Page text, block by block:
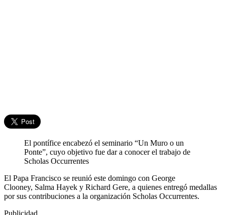
El pontífice encabezó el seminario “Un Muro o un
Ponte”, cuyo objetivo fue dar a conocer el trabajo de
Scholas Occurrentes
El Papa Francisco se reunió este domingo con George
Clooney, Salma Hayek y Richard Gere, a quienes entregó medallas
por sus contribuciones a la organización Scholas Occurrentes.